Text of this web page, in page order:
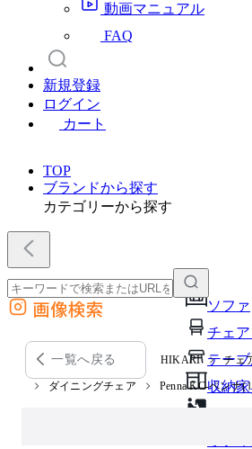
動画マニュアル
FAQ
新規登録
ログイン
カート
TOP
ブランドから探す
カテゴリーから探す
ソファ
チェ
テー
収納
パー
オフ
外部サイトの商品をカートに追加
他のサイトで見つけた商品ページのURLを貼り付けて、カート
画像検索
一覧へ戻る HIKARI チェ
ダイニングチェア Penna KC-ペンナ